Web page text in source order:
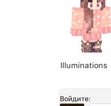
Illuminations
Войдите: